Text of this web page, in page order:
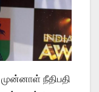
நீதிபதி